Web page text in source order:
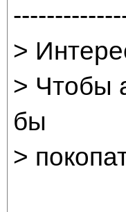
>
> Чтобы
бы
>